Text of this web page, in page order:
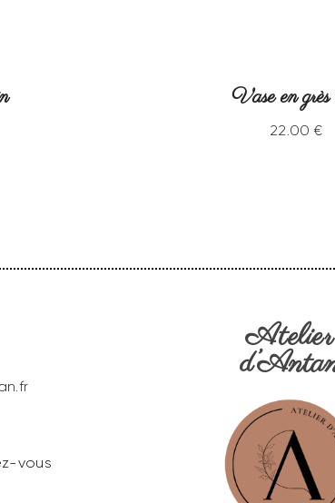
Vase en grès
22 00 €
vous
Atelier